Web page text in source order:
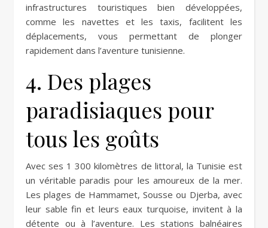
infrastructures touristiques bien développées,
comme les navettes et les taxis, facilitent les
déplacements, vous permettant de plonger
rapidement dans l’aventure tunisienne.
4. Des plages
paradisiaques pour
tous les goûts
Avec ses 1 300 kilomètres de littoral, la Tunisie est
un véritable paradis pour les amoureux de la mer.
Les plages de Hammamet, Sousse ou Djerba, avec
leur sable fin et leurs eaux turquoise, invitent à la
détente ou à l’aventure. Les stations balnéaires